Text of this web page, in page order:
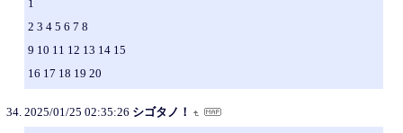
1
2 3 4 5 6 7 8
9 10 11 12 13 14 15
16 17 18 19 20
2025/01/25 02:35:26 シゴタノ！